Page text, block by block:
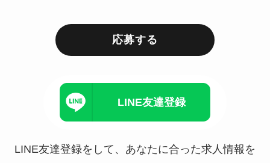
応募する
LINE友達登録
LINE友達登録をして、あなたに合った求人情報を